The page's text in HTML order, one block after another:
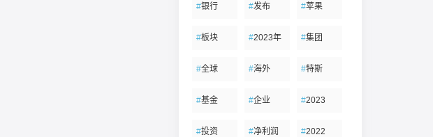
#银行 #发布 #苹果
#板块 #2023年 #集团
#全球 #海外 #特斯
#基金 #企业 #2023
#投资 #净利润 #2022